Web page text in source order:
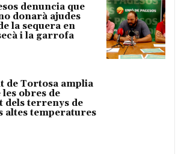
denuncia que
donarà ajudes
la sequera en
i la garrofa
de Tortosa amplia
obres de
dels terrenys de
altes temperatures